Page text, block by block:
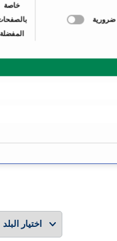
خ
ا
ر
ا
ضرورية
خاصة
المفضلة
أطباء